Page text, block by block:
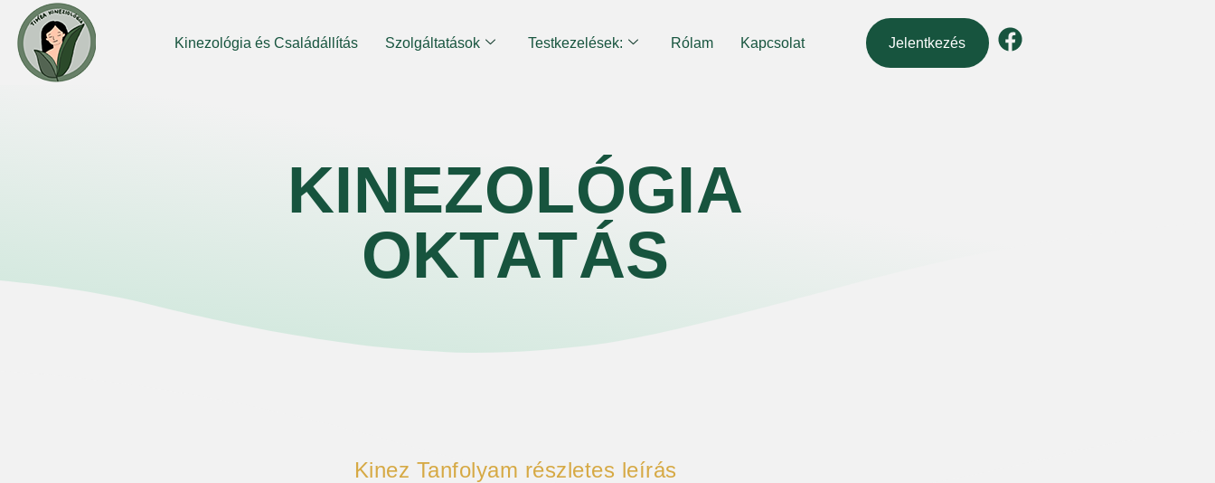
Kinezológia és Családállítás Szolgáltatások Testkezelések: Rólam Kapcsolat Jelentkezés
KINEZOLÓGIA
OKTATÁS
Kinez Tanfolyam részletes leírás